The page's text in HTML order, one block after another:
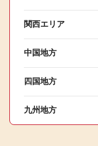
関西エリア
中国地方
四国地方
九州地方